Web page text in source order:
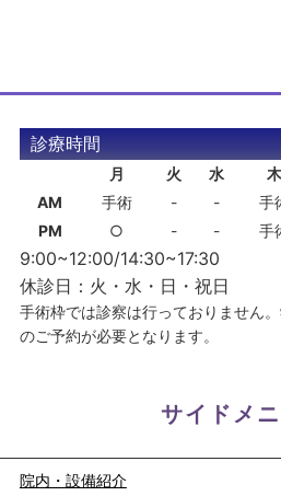
診療時間
月 火 水 木
AM
手術 - - 手
PM
○ - - 手
9:00~12:00/14:30~17:30
休診日：火・水・日・祝日
手術枠では診察は行っておりません
のご予約が必要となります。
サイドメ
院内・設備紹介